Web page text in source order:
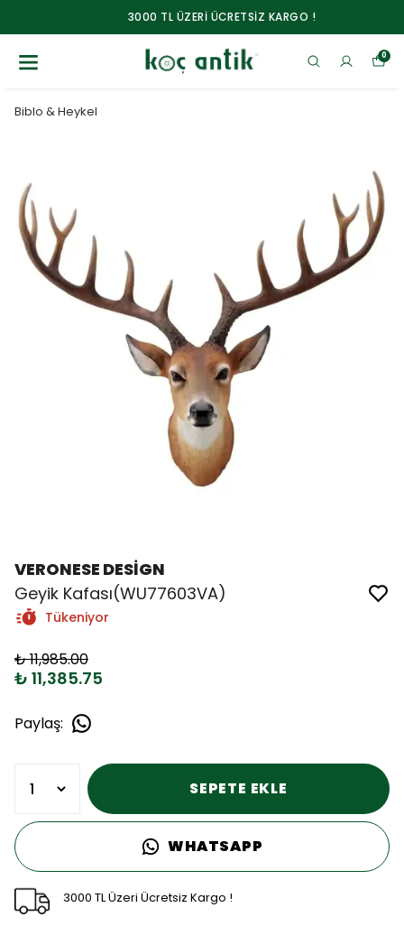
3000 TL ÜZERİ ÜCRETSİZ KARGO !
0
Biblo & Heykel
VERONESE DESİGN
Geyik Kafası(WU77603VA)
Tükeniyor
₺ 11,985.00
₺ 11,385.75
Paylaş:
SEPETE EKLE
WHATSAPP
3000 TL Üzeri Ücretsiz Kargo !